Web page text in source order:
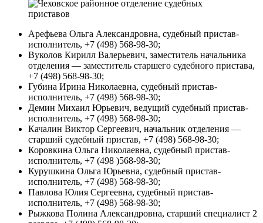
Арефьева Ольга Александровна, судебный пристав-
исполнитель, +7 (498) 568-98-30;
Вуколов Кирилл Валерьевич, заместитель начальника
отделения — заместитель старшего судебного пристава,
+7 (498) 568-98-30;
Губина Ирина Николаевна, судебный пристав-
исполнитель, +7 (498) 568-98-30;
Демин Михаил Юрьевич, ведущий судебный пристав-
исполнитель, +7 (498) 568-98-30;
Качалин Виктор Сергеевич, начальник отделения —
старший судебный пристав, +7 (498) 568-98-30;
Коровкина Ольга Николаевна, судебный пристав-
исполнитель, +7 (498 )568-98-30;
Курушкина Ольга Юрьевна, судебный пристав-
исполнитель, +7 (498) 568-98-30;
Павлова Юлия Сергеевна, судебный пристав-
исполнитель, +7 (498) 568-98-30;
Рыжкова Полина Александровна, старший специалист 2